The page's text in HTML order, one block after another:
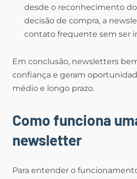
desde o reconhecimento
decisão de compra, a
contato frequente sem ser
Em conclusão, newsletters
confiança e geram
médio e longo prazo.
Como funciona
newsletter
Para entender o